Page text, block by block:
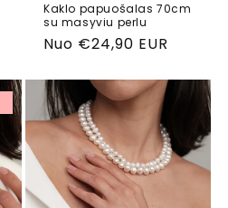
Kaklo papuošalas 70cm
su masyviu perlu
Reguliari
Nuo €24,90 EUR